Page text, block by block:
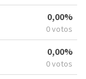
0,00%
0 votos
0,00%
0 votos